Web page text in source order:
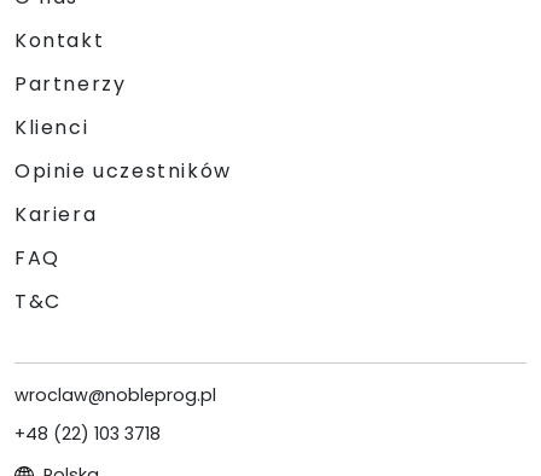
Kontakt
Partnerzy
Klienci
Opinie uczestników
Kariera
FAQ
T&C
wroclaw@nobleprog.pl
+48 (22) 103 3718